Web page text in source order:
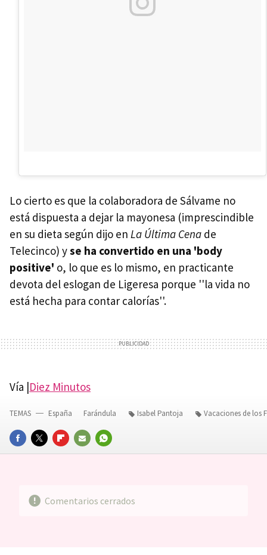
Lo cierto es que la colaboradora de Sálvame no
está dispuesta a dejar la mayonesa (imprescindible
en su dieta según dijo en La Última Cena de
Telecinco) yse ha convertido en una 'body
positive' o, lo que es lo mismo, en practicante
devota del eslogan de Ligeresa porque ''la vida no
está hecha para contar calorías''.
Vía |Diez Minutos
FACEBOOKTWITTERFLIPBOARD
E-
WHATSAPP
TEMAS España Farándula Isabel Pantoja Vacaciones de los
Comentarios cerrados